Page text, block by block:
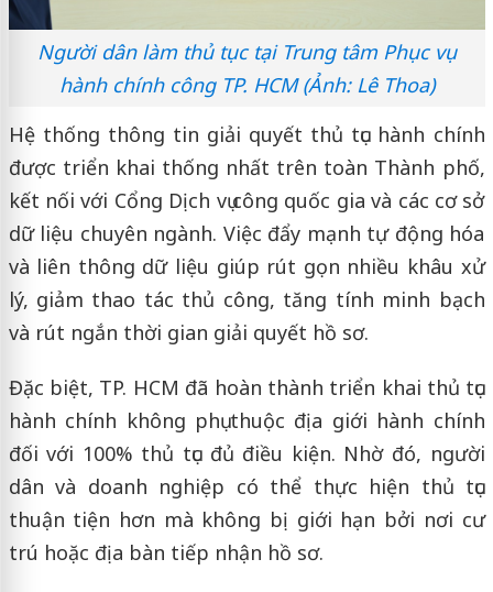
Người dân làm thủ tục tại Trung tâm Phục vụ
hành chính công TP. HCM (Ảnh: Lê Thoa)
Hệ thống thông tin giải quyết thủ tục hành chính
được triển khai thống nhất trên toàn Thành phố,
kết nối với Cổng Dịch vụ công quốc gia và các cơ sở
dữ liệu chuyên ngành. Việc đẩy mạnh tự động hóa
và liên thông dữ liệu giúp rút gọn nhiều khâu xử
lý, giảm thao tác thủ công, tăng tính minh bạch
và rút ngắn thời gian giải quyết hồ sơ.
Đặc biệt, TP. HCM đã hoàn thành triển khai thủ tục
hành chính không phụ thuộc địa giới hành chính
đối với 100% thủ tục đủ điều kiện. Nhờ đó, người
dân và doanh nghiệp có thể thực hiện thủ tục
thuận tiện hơn mà không bị giới hạn bởi nơi cư
trú hoặc địa bàn tiếp nhận hồ sơ.